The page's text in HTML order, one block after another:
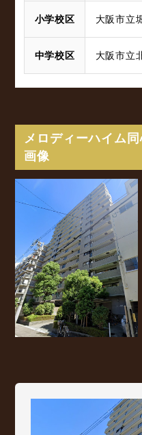
小学校区 大阪市立
中学校区 大阪市立
メロディーハイム
画像